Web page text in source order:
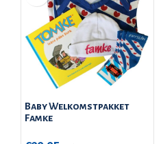
Baby Welkomstpakket
Famke